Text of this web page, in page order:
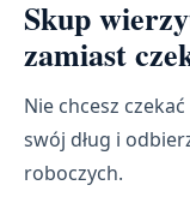
Skup
zamiast
Nie chcesz
swój dług i
roboczych.